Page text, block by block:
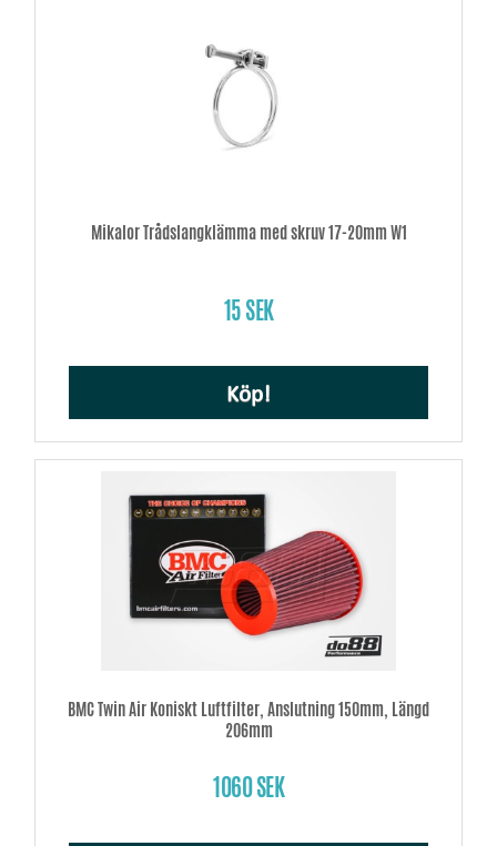
Mikalor Trådslangklämma med skruv 17-20mm W1
15 SEK
Köp!
BMC Twin Air Koniskt Luftfilter, Anslutning 150mm, Längd
206mm
1060 SEK